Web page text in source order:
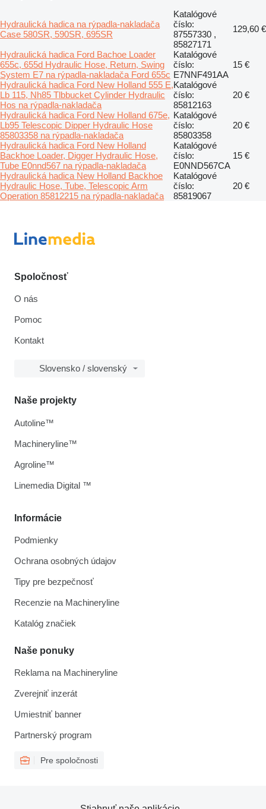
Hydraulická hadica na rýpadla-nakladača
Case 580SR, 590SR, 695SR
Katalógové
číslo:
87557330 ,
85827171
129,60 €
Hydraulická hadica Ford Bachoe Loader
655c, 655d Hydraulic Hose, Return, Swing
System E7 na rýpadla-nakladača Ford 655c
Katalógové
číslo:
E7NNF491AA
15 €
Hydraulická hadica Ford New Holland 555 E,
Lb 115, Nh85 Tlbbucket Cylinder Hydraulic
Hos na rýpadla-nakladača
Katalógové
číslo:
85812163
20 €
Hydraulická hadica Ford New Holland 675e,
Lb95 Telescopic Dipper Hydraulic Hose
85803358 na rýpadla-nakladača
Katalógové
číslo:
85803358
20 €
Hydraulická hadica Ford New Holland
Backhoe Loader, Digger Hydraulic Hose,
Tube E0nnd567 na rýpadla-nakladača
Katalógové
číslo:
E0NND567CA
15 €
Hydraulická hadica New Holland Backhoe
Hydraulic Hose, Tube, Telescopic Arm
Operation 85812215 na rýpadla-nakladača
Katalógové
číslo:
85819067
20 €
Spoločnosť
O nás
Pomoc
Kontakt
Slovensko / slovenský
Informácie
Podmienky
Ochrana osobných údajov
Tipy pre bezpečnosť
Recenzie na Machineryline
Katalóg značiek
Naše ponuky
Reklama na Machineryline
Zverejniť inzerát
Umiestniť banner
Partnerský program
Pre spoločnosti
Naše projekty
Autoline™
Machineryline™
Agroline™
Linemedia Digital ™